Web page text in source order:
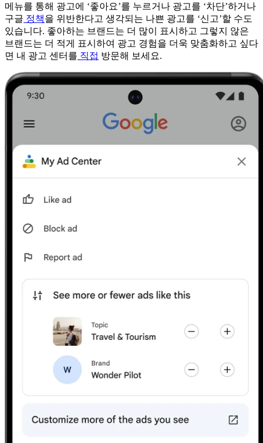
메뉴를 통해 광고에 ‘좋아요’를 누르거나 광고를 ‘차단’하거나
구글 정책을 위반한다고 생각되는 나쁜 광고를 ‘신고’할 수도
있습니다. 좋아하는 브랜드는 더 많이 표시하고 그렇지 않은
브랜드는 더 적게 표시하여 광고 경험을 더욱 맞춤화하고 싶다
면 내 광고 센터를 직접 방문해 보세요.